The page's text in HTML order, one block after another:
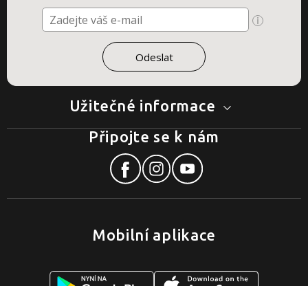
Užitečné informace
Mobilní aplikace
Připojte se k nám